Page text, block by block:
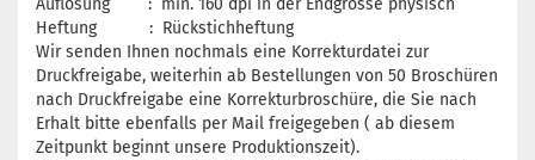
Auflösung : min. 160 dpi in der Endgrösse physisch
Heftung : Rückstichheftung
Wir senden Ihnen nochmals eine Korrekturdatei zur
Druckfreigabe, weiterhin ab Bestellungen von 50 Broschüren
nach Druckfreigabe eine Korrekturbroschüre, die Sie nach
Erhalt bitte ebenfalls per Mail freigegeben ( ab diesem
Zeitpunkt beginnt unsere Produktionszeit).